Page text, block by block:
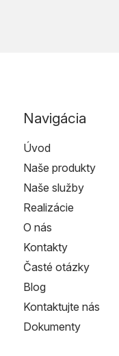
Navigácia
Úvod
Naše produkty
Naše služby
Realizácie
O nás
Kontakty
Časté otázky
Blog
Kontaktujte nás
Dokumenty